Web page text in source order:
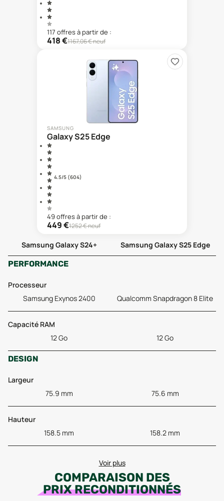
117 offresà partir de :
418€1167,06€ neuf
SAMSUNG
Galaxy S25 Edge
4.5/5 (604)
49offresà partir de :
449€1252€ neuf
Samsung Galaxy S24+
Samsung Galaxy S25 Edge
PERFORMANCE
Processeur
Samsung Exynos 2400
Qualcomm Snapdragon 8 Elite
Capacité RAM
12 Go
12 Go
DESIGN
Largeur
75.9 mm
75.6 mm
Hauteur
158.5 mm
158.2 mm
Voir plus
COMPARAISON DES
PRIX RECONDITIONNÉS